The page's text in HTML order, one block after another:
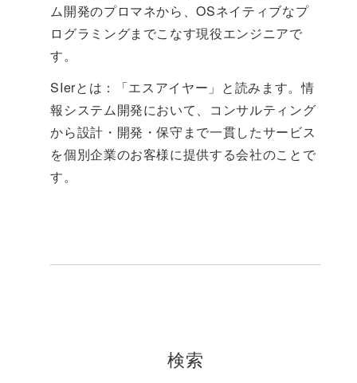
ム開発のプロマネから、OSネイティブなプ
ログラミングまでこなす現役エンジニアで
す。
SIerとは：「エスアイヤー」と読みます。情
報システム開発において、コンサルティング
から設計・開発・保守まで一貫したサービス
を個別企業のお客様に提供する会社のことで
す。
検索